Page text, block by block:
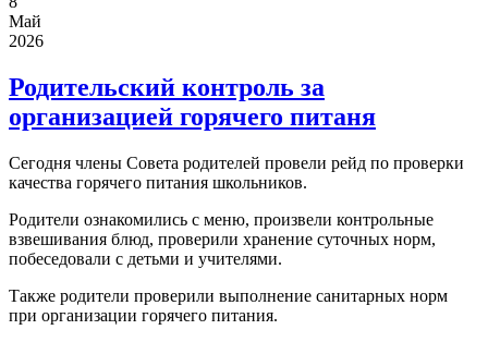
Май
2026
Родительский контроль за
организацией горячего питаня
Сегодня члены Совета родителей провели рейд по проверки
качества горячего питания школьников.
Родители ознакомились с меню, произвели контрольные
взвешивания блюд, проверили хранение суточных норм,
побеседовали с детьми и учителями.
Также родители проверили выполнение санитарных норм
при организации горячего питания.